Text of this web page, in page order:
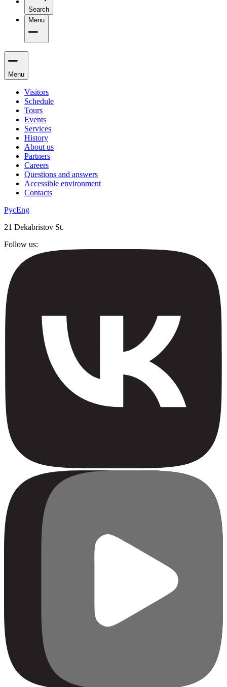
Search
Menu
Menu
Visitors
Schedule
Tours
Events
Services
History
About us
Partners
Careers
Questions and answers
Accessible environment
Contacts
РусEng
21 Dekabristov St.
Follow us: